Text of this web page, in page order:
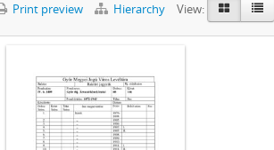
Print preview Hierarchy View: